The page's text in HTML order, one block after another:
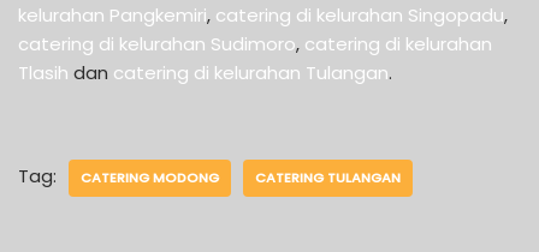
kelurahan Pangkemiri, catering di kelurahan Singopadu,
catering di kelurahan Sudimoro, catering di kelurahan
Tlasih dan catering di kelurahan Tulangan.
Tag: CATERING MODONG CATERING TULANGAN